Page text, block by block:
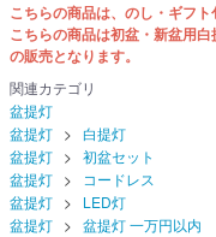
こちらの商品は、のし・ギフト
こちらの商品は初盆・新盆用
の販売となります。
関連カテゴリ
盆提灯
盆提灯
白提灯
盆提灯
初盆セット
盆提灯
コードレス
盆提灯
LED灯
盆提灯
盆提灯 一万円以内